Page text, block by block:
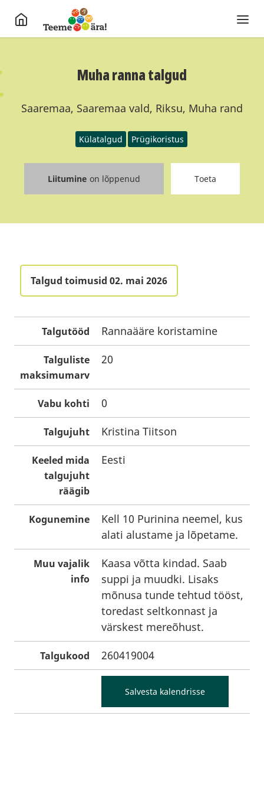
Muha ranna talgud
Saaremaa, Saaremaa vald, Riksu, Muha rand
Külatalgud Prügikoristus
Liitumine on lõppenud Toeta
Talgud toimusid 02. mai 2026
Talgutööd Rannaääre koristamine
Talguliste
maksimumarv
20
Vabu kohti 0
Talgujuht Kristina Tiitson
Keeled mida
talgujuht
räägib
Eesti
Kogunemine
Kell 10 Purinina neemel, kus
alati alustame ja lõpetame.
Muu vajalik
info
Kaasa võtta kindad. Saab
suppi ja muudki. Lisaks
mõnusa tunde tehtud tööst,
toredast seltkonnast ja
värskest mereõhust.
Talgukood 260419004
Salvesta kalendrisse